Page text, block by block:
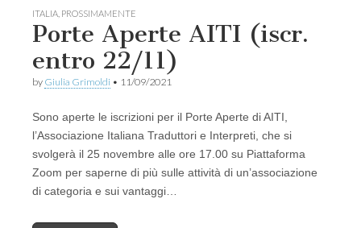
ITALIA PROSSIMAMENTE
Porte Aperte AITI (iscr.
entro 22/11)
by Giulia Grimoldi • 11/09/2021
Sono aperte le iscrizioni per il Porte Aperte di AITI,
l’Associazione Italiana Traduttori e Interpreti, che si
svolgerà il 25 novembre alle ore 17.00 su Piattaforma
Zoom per saperne di più sulle attività di un’associazione
di categoria e sui vantaggi…